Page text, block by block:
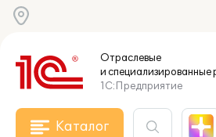
Отраслевые
и специализированные
1С:Предприятие
Каталог